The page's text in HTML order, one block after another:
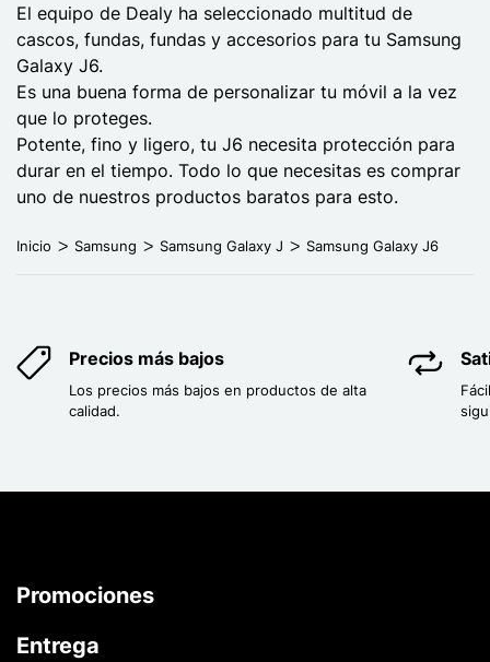
El equipo de Dealy ha seleccionado multitud de
cascos, fundas, fundas y accesorios para tu Samsung
Galaxy J6.
Es una buena forma de personalizar tu móvil a la vez
que lo proteges.
Potente, fino y ligero, tu J6 necesita protección para
durar en el tiempo. Todo lo que necesitas es comprar
uno de nuestros productos baratos para esto.
Inicio Samsung Samsung Galaxy J Samsung Galaxy J6
Precios más bajos
Los precios más bajos en productos de alta
calidad.
Promociones
Entrega